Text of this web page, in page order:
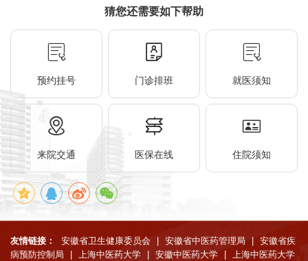
猜您还需要如下帮助
预约挂号 门诊排班 就医须知
来院交通 医保在线 住院须知
友情链接： 安徽省卫生健康委员会 | 安徽省中医药管理局 | 安徽省疾
病预防控制局
| 上海中医药大学 | 安徽中医药大学 | 上海中医药大学